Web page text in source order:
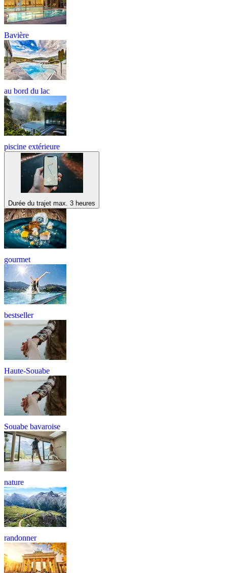
Bavière
au bord du lac
piscine extérieure
Durée du trajet max. 3 heures
gourmet
bestseller
Haute-Souabe
Souabe bavaroise
nature
randonner